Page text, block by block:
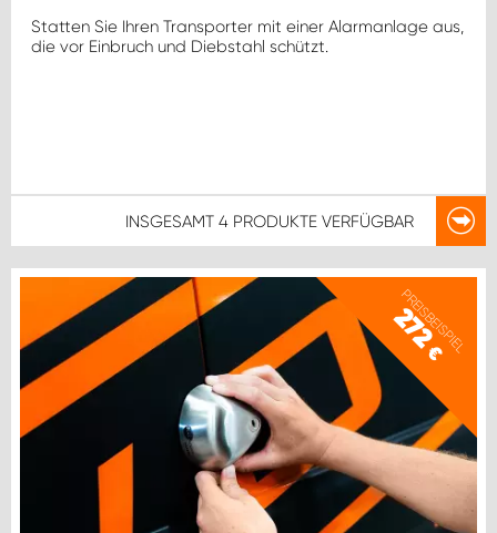
Statten Sie Ihren Transporter mit einer Alarmanlage aus,
die vor Einbruch und Diebstahl schützt.
INSGESAMT 4 PRODUKTE VERFÜGBAR
PREISBEISPIEL
272
€